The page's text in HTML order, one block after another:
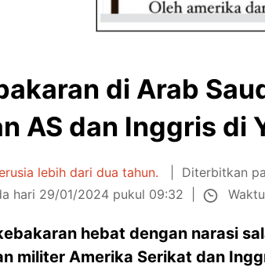
di Arab
AS dan Inggris di
lebih dari dua tahun.
Diterbitkan
hari 29/01/2024 pukul 09:32
hebat dengan narasi
militer Amerika Serikat dan